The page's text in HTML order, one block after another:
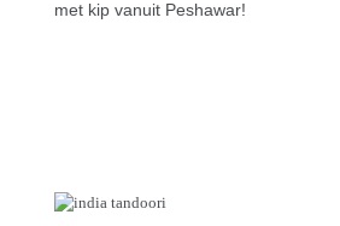
met kip vanuit Peshawar!